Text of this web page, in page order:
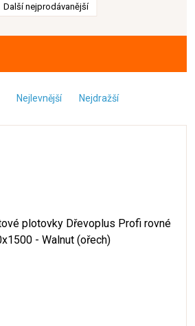
Další nejprodávanější
Nejlevnější Nejdražší